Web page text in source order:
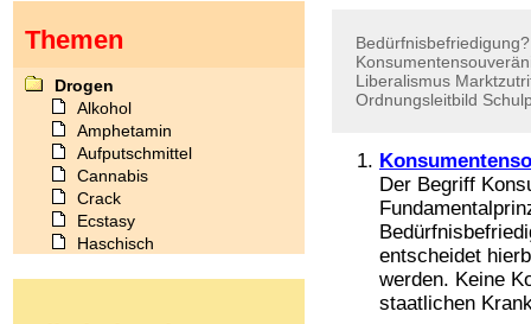
Bedürfnisbefriedigung?
Liberalismus
Ordnungsleitbild
Der Begriff
entscheidet
werden. Keine
staatlichen
Themen
Drogen
Alkohol
Amphetamin
Aufputschmittel
Cannabis
Crack
Ecstasy
Haschisch